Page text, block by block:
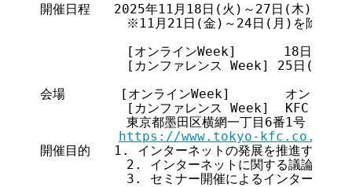
開催日程   2025年11月18日(火)～27日(木)
           ※11月21日(金)～24日(月)を除く
[オンラインWeek]      18日(火)
[カンファレンス Week] 25日(火)～
会場       [オンラインWeek]       オンライン
[カンファレンス Week]  KFC
           東京都墨田区横網一丁目6番1号
https://www.tokyo-kfc.co.jp/
開催目的   1. インターネットの発展を推進する
2. インターネットに関する議論の場・
3. セミナー開催によるインターネット